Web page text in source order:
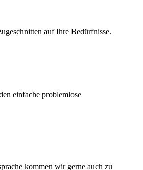
auf Ihre Bedürfnisse.
einfache problemlose
kommen wir gerne auch zu